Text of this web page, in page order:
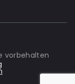
vorbehalten